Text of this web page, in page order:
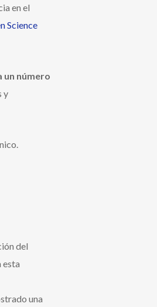
en el
Science
un número
y
del
esta
una